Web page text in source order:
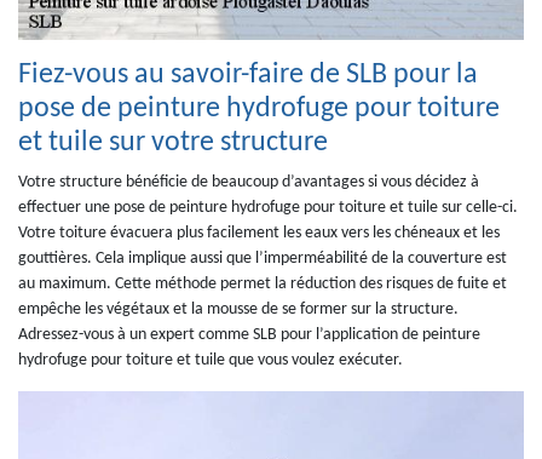
Fiez-vous au savoir-faire de SLB pour la
pose de peinture hydrofuge pour toiture
et tuile sur votre structure
Votre structure bénéficie de beaucoup d’avantages si vous décidez à
effectuer une pose de peinture hydrofuge pour toiture et tuile sur celle-ci.
Votre toiture évacuera plus facilement les eaux vers les chéneaux et les
gouttières. Cela implique aussi que l’imperméabilité de la couverture est
au maximum. Cette méthode permet la réduction des risques de fuite et
empêche les végétaux et la mousse de se former sur la structure.
Adressez-vous à un expert comme SLB pour l’application de peinture
hydrofuge pour toiture et tuile que vous voulez exécuter.